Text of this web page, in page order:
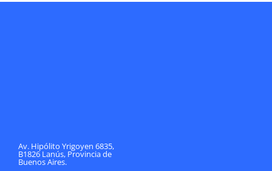
Av. Hipólito Yrigoyen 6835,
B1826 Lanús, Provincia de
Buenos Aires.